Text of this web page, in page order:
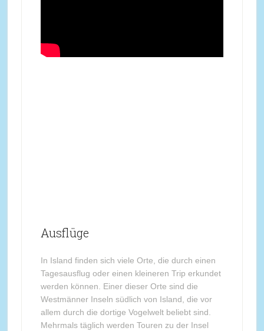
Ausflüge
In Island finden sich viele Orte, die durch einen
Tagesausflug oder einen kleineren Trip erkundet
werden können. Einer dieser Orte sind die
Westmänner Inseln südlich von Island, die vor
allem durch die dortige Vogelwelt beliebt sind.
Mehrmals täglich werden Touren zu der Insel